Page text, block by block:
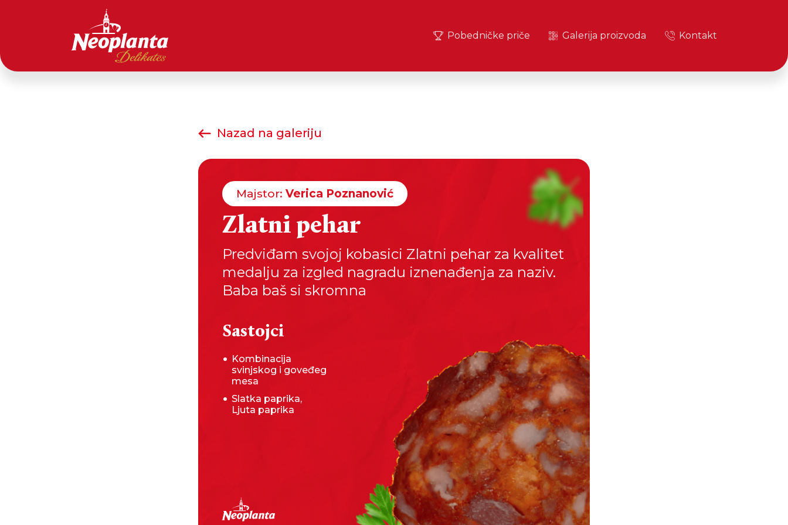
Pobedničke priče Galerija proizvoda Kontakt
Nazad na galeriju
Majstor: Verica Poznanović
Zlatni pehar
Predviđam svojoj kobasici Zlatni pehar za kvalitet
medalju za izgled nagradu iznenađenja za naziv.
Baba baš si skromna
Sastojci
Kombinacija
svinjskog i goveđeg
mesa
Slatka paprika,
Ljuta paprika